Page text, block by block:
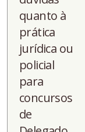
quanto à
prática
jurídica ou
policial
para
concursos
de